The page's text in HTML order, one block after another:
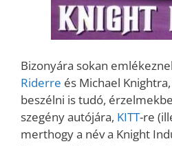
Bizonyára sokan
Riderre és Michael
beszélni is tudó,
szegény autójára, KITT-re
merthogy a név a Knight